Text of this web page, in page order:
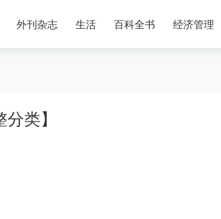
外刊杂志 生活 百科全书 经济管理
类】